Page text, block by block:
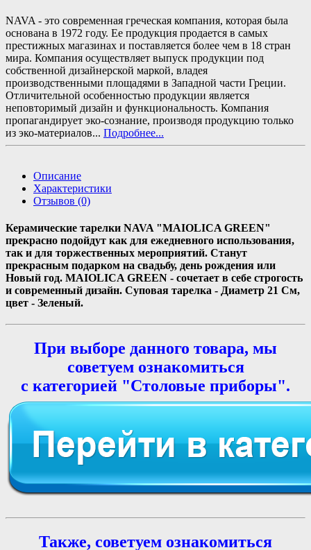
NAVA - это современная греческая компания, которая была
основана в 1972 году. Ее продукция продается в самых
престижных магазинах и поставляется более чем в 18 стран
мира. Компания осуществляет выпуск продукции под
собственной дизайнерской маркой, владея
производственными площадями в Западной части Греции.
Отличительной особенностью продукции является
неповторимый дизайн и функциональность. Компания
пропагандирует эко-сознание, производя продукцию только
из эко-материалов... Подробнее...
Описание
Характеристики
Отзывов (0)
Керамические тарелки NAVA "MAIOLICA GREEN"
прекрасно подойдут как для ежедневного использования,
так и для торжественных мероприятий. Станут
прекрасным подарком на свадьбу, день рождения или
Новый год. MAIOLICA GREEN - сочетает в себе строгость
и современный дизайн. Суповая тарелка - Диаметр 21 См,
цвет - Зеленый.
При выборе данного товара, мы
советуем ознакомиться
с категорией "Столовые приборы".
Также, советуем ознакомиться